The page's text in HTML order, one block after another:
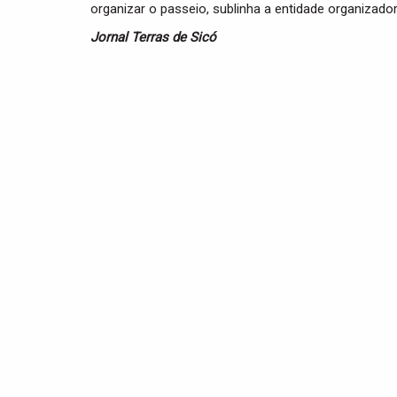
organizar o passeio, sublinha a entidade
Jornal Terras de Sicó